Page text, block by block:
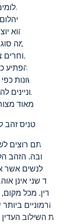
צמיד טניס
נכון להיום.
פעם, כך שהוא
3. כאשר
בוחרים להפתיע
בצורות שונות
אתם מעוניינים
מושפע מאוד
*צמידי טניס זהב
אם אתם רוצים
התשובה. הזהב
יותר לנשים
ומצד שני אינן
העדין. מכל
ההרמוניים
את השילוב